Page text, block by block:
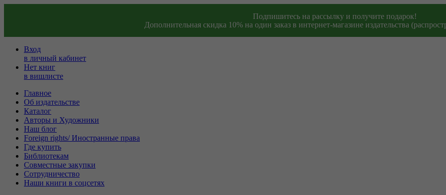
Подпишитесь на рассылку и получите подарок!
Дополнительная скидка 10% на один заказ в интернет-магазине издательства
Вход
в личный кабинет
Нет книг
в вишлисте
Главное
Об издательстве
Каталог
Авторы и Художники
Наш блог
Foreign rights/ Иностранные права
Где купить
Библиотекам
Совместные закупки
Сотрудничество
Наши книги в соцсетях